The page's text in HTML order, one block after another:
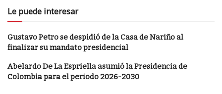
Le puede interesar
Gustavo Petro se despidió de la Casa de Nariño al
finalizar su mandato presidencial
Abelardo De La Espriella asumió la Presidencia de
Colombia para el periodo 2026-2030